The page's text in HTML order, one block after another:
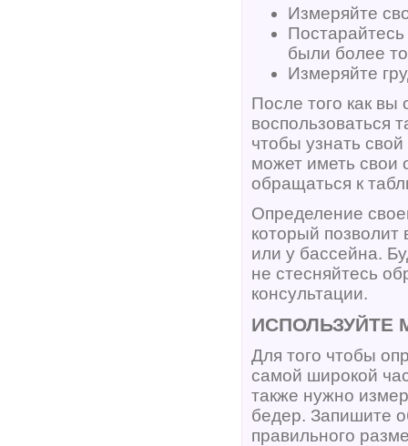
Измеряйте
были более
Измеряйте
После того как
воспользоваться
чтобы узнать
может иметь свои
обращаться к
Определение
который
или у бассейна.
не стесняйтесь
консультации.
ИСПОЛЬЗУЙТЕ
Для того чтобы
самой широкой
также нужно
бедер. Запишите
правильного